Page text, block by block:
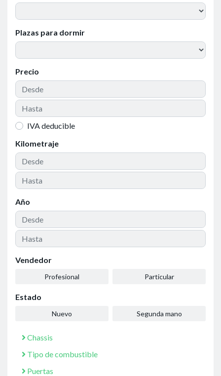
Plazas para dormir
Precio
IVA deducible
Kilometraje
Año
Vendedor
Profesional Particular
Estado
Nuevo Segunda mano
Chassis
Tipo de combustible
Puertas